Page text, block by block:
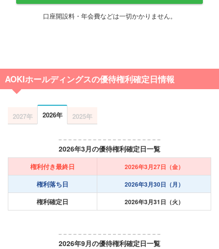
口座開設料・年会費などは一切かかりません。
AOKIホールディングスの優待権利確定日情報
2027年 2026年 2025年
2026年3月の優待権利確定日一覧
権利付き最終日 2026年3月27日（金）
権利落ち日 2026年3月30日（月）
権利確定日 2026年3月31日（火）
2026年9月の優待権利確定日一覧